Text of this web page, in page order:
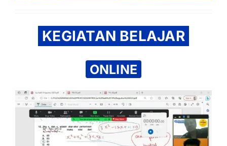
KEGIATAN BELAJAR
ONLINE